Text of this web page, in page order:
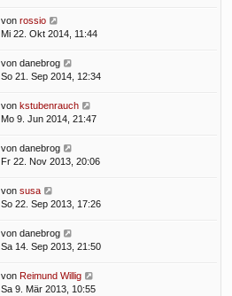
von rossio
Mi 22. Okt 2014, 11:44
von danebrog
So 21. Sep 2014, 12:34
von kstubenrauch
Mo 9. Jun 2014, 21:47
von danebrog
Fr 22. Nov 2013, 20:06
von susa
So 22. Sep 2013, 17:26
von danebrog
Sa 14. Sep 2013, 21:50
von Reimund Willig
Sa 9. Mär 2013, 10:55